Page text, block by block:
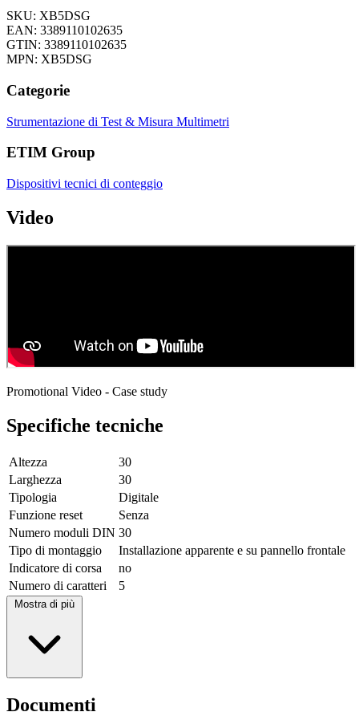
SKU: XB5DSG
EAN: 3389110102635
GTIN: 3389110102635
MPN: XB5DSG
Categorie
Strumentazione di Test & Misura Multimetri
ETIM Group
Dispositivi tecnici di conteggio
Video
Promotional Video - Case study
Specifiche tecniche
Altezza
30
Larghezza
30
Tipologia
Digitale
Funzione reset
Senza
Numero moduli DIN 30
Tipo di montaggio
Installazione apparente e su pannello frontale
Indicatore di corsa
no
Numero di caratteri
5
Mostra di più
Documenti